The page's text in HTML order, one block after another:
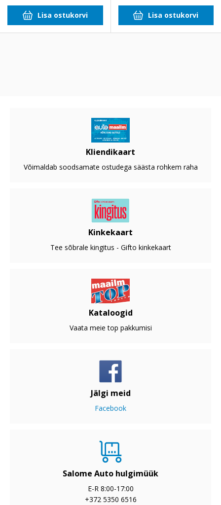
Lisa ostukorvi Lisa ostukorvi
Kliendikaart
Võimaldab soodsamate ostudega säästa rohkem raha
Kinkekaart
Tee sõbrale kingitus - Gifto kinkekaart
Kataloogid
Vaata meie top pakkumisi
Jälgi meid
Facebook
Salome Auto hulgimüük
E-R 8:00-17:00
+372 5350 6516